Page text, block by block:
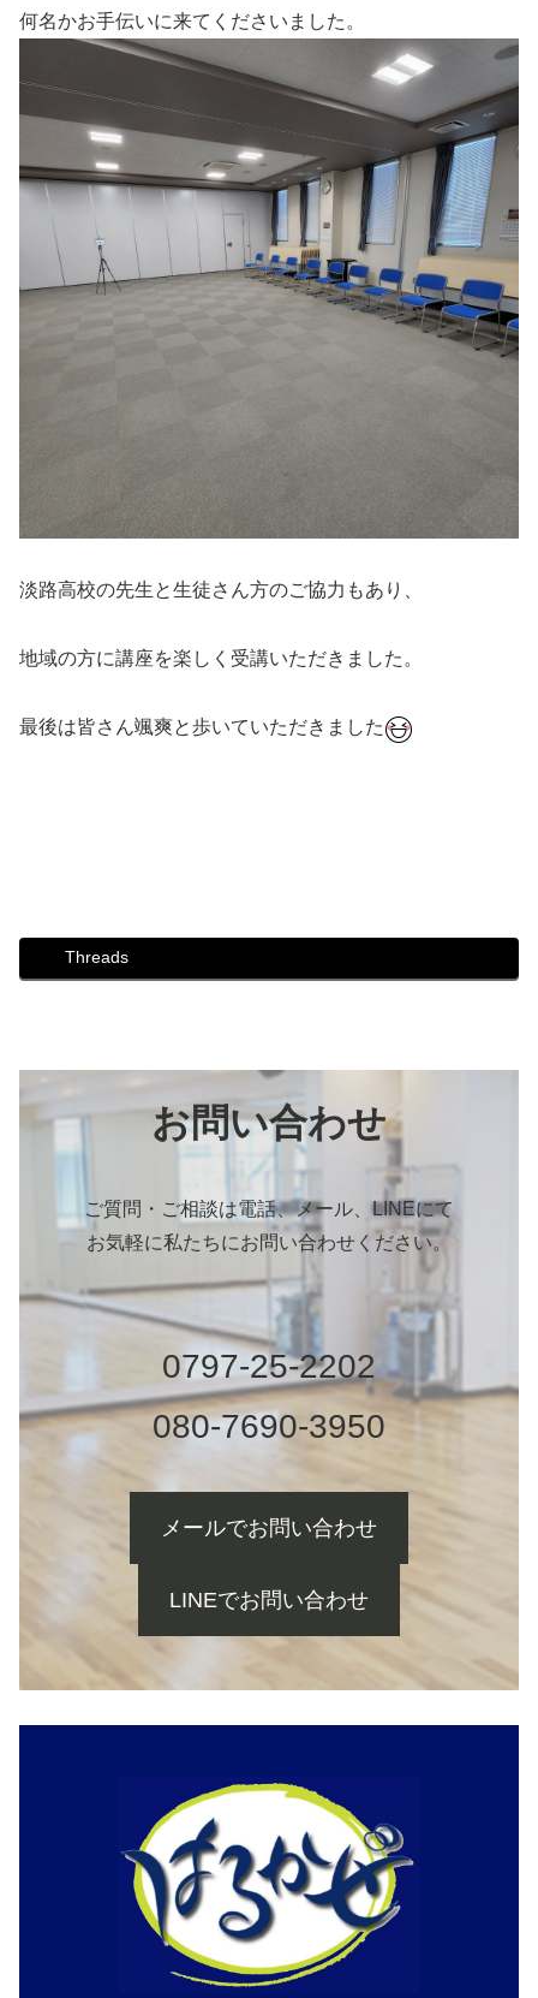
何名かお手伝いに来てくださいました。
淡路高校の先生と生徒さん方のご協力もあり、
地域の方に講座を楽しく受講いただきました。
最後は皆さん颯爽と歩いていただきました
Threads
お問い合わせ
ご質問・ご相談は電話、メール、LINEにて
お気軽に私たちにお問い合わせください。
0797-25-2202
080-7690-3950
メールでお問い合わせ
LINEでお問い合わせ